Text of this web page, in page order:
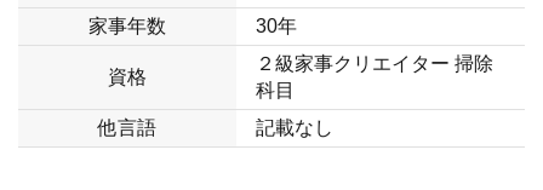
家事年数
30年
資格
２級家事クリエイター 掃除
科目
他言語
記載なし